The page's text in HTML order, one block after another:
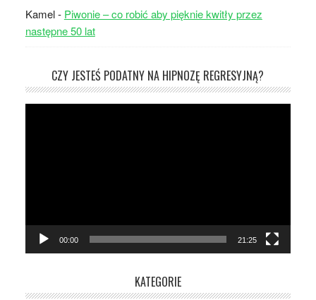
Kamel- Piwonie – co robić aby pięknie kwitły przez
następne 50 lat
CZY JESTEŚ PODATNY NA HIPNOZĘ REGRESYJNĄ?
00:00 21:25
KATEGORIE